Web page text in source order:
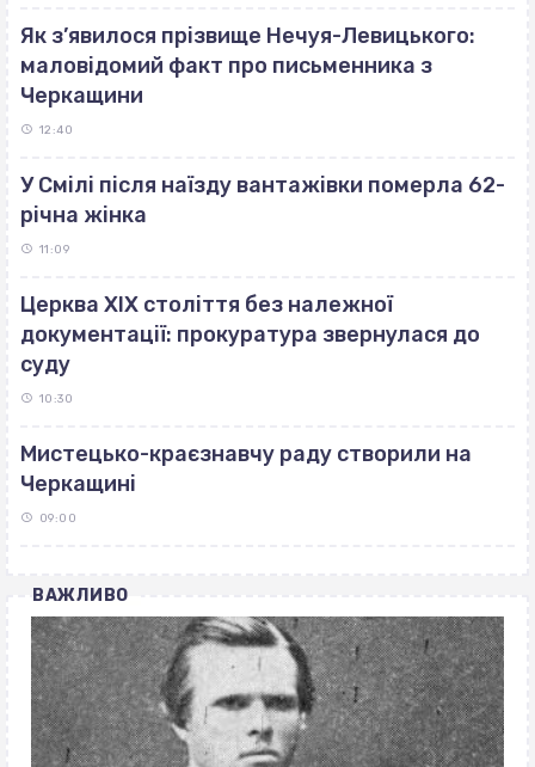
Як з’явилося прізвище Нечуя-Левицького:
маловідомий факт про письменника з
Черкащини
12:40
У Смілі після наїзду вантажівки померла 62-
річна жінка
11:09
Церква ХІХ століття без належної
документації: прокуратура звернулася до
суду
10:30
Мистецько-краєзнавчу раду створили на
Черкащині
09:00
ВАЖЛИВО